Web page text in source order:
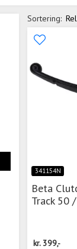
Sortering:
341154N
Beta
Track 50
kr. 399,-